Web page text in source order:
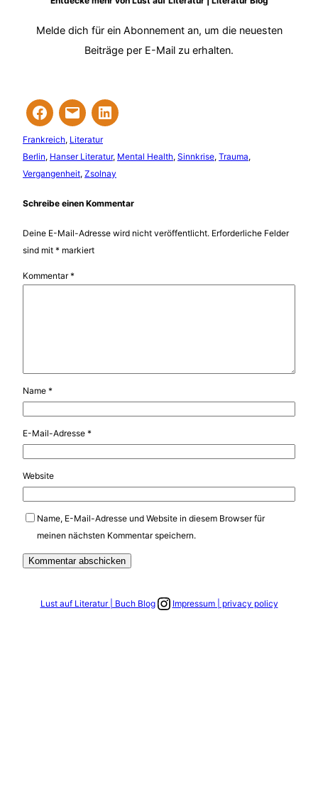
Melde dich für ein Abonnement an, um die neuesten
Beiträge per E-Mail zu erhalten.
Frankreich, Literatur
Berlin, Hanser Literatur, Mental Health, Sinnkrise, Trauma
Vergangenheit, Zsolnay
Schreibe einen Kommentar
Deine E-Mail-Adresse wird nicht veröffentlicht. Erforderliche Felder
sind mit * markiert
Kommentar*
Name *
E-Mail-Adresse *
Website
Name, E-Mail-Adresse und Website in diesem Browser für
meinen nächsten Kommentar speichern.
Lust auf Literatur | Buch BlogLink zum Instagram Account
Impressum | privacy policy